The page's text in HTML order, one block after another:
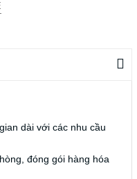
dài với các nhu cầu
đóng gói hàng hóa